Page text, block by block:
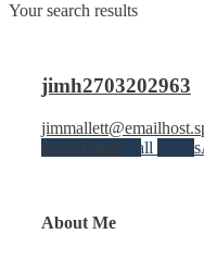
Your search results
jimh2703202963
Send Email
Call
About Me